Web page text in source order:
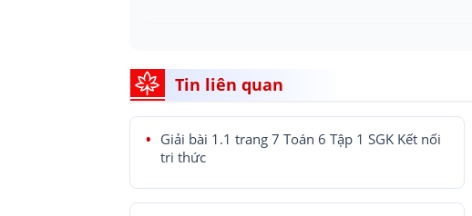
Tin liên quan
Giải bài 1.1 trang 7 Toán 6 Tập 1 SGK Kết nối
tri thức